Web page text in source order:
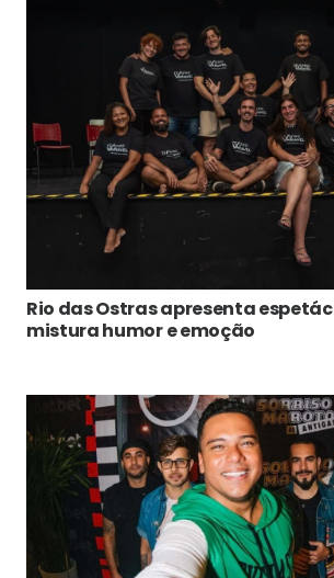
Rio das Ostras apresenta
mistura humor e emoção